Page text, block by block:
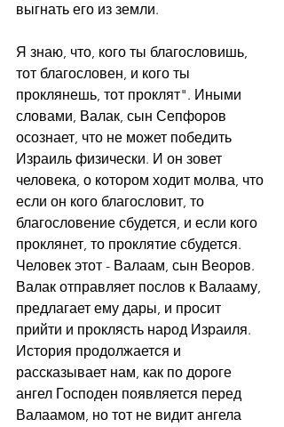
выгнать его из земли.
Я знаю, что, кого ты благословишь,
тот благословен, и кого ты
проклянешь, тот проклят". Иными
словами, Валак, сын Сепфоров
осознает, что не может победить
Израиль физически. И он зовет
человека, о котором ходит молва, что
если он кого благословит, то
благословение сбудется, и если кого
проклянет, то проклятие сбудется.
Человек этот - Валаам, сын Веоров.
Валак отправляет послов к Валааму,
предлагает ему дары, и просит
прийти и проклясть народ Израиля.
История продолжается и
рассказывает нам, как по дороге
ангел Господен появляется перед
Валаамом, но тот не видит ангела